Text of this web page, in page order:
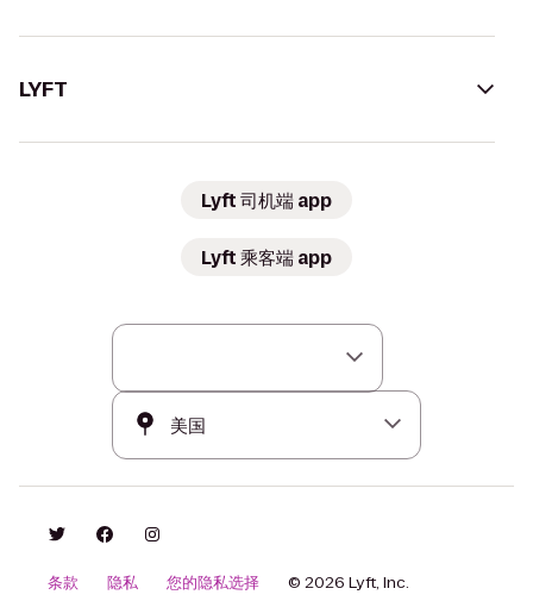
LYFT
Lyft 司机端 app
Lyft 乘客端 app
条款 隐私 您的隐私选择 © 2026 Lyft, Inc.